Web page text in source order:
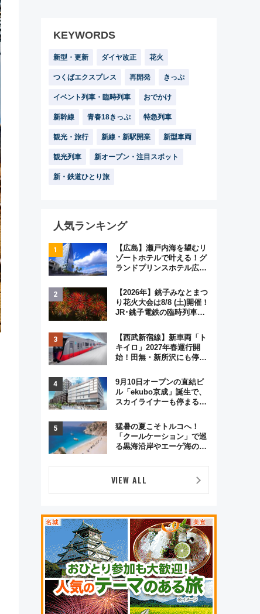
KEYWORDS
新型・更新 ダイヤ改正 花火
つくばエクスプレス 再開発 きっぷ
イベント列車・臨時列車 おでかけ
新幹線 青春18きっぷ 特急列車
観光・旅行 新線・新駅開業 新型車両
観光列車 新オープン・注目スポット
新・鉄道ひとり旅
人気ランキング
【広島】瀬戸内海を望むリ
ゾートホテルで叶える！グ
ランドプリンスホテル広島
ジュアルパーティープラン
【2026年】銚子みなとまつ
り花火大会は8/8 (土)開催！
JR･銚子電鉄の臨時列車や
く8,000発の大迫力＆屋台
を満喫
【西武新宿線】新車両「ト
キイロ」2027年春運行開
始！田無・新所沢にも停
弾」も
9月10日オープンの直結ビ
ル「ekubo京成」誕生で、
スカイライナーも停まる巨
変わる？ 全テナント情報も
公開！
猛暑の夏こそトルコへ！
「クールケーション」で巡
る黒海沿岸やエーゲ海の避
オも認める『2026年に訪れ
るべき世界の旅先』
VIEW ALL